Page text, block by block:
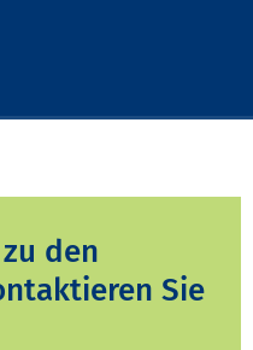
den
Sie